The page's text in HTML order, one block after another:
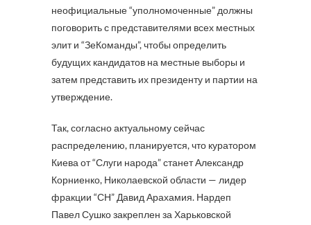
неофициальные “уполномоченные” должны
поговорить с представителями всех местных
элит и “ЗеКоманды”, чтобы определить
будущих кандидатов на местные выборы и
затем представить их президенту и партии на
утверждение.
Так, согласно актуальному сейчас
распределению, планируется, что куратором
Киева от “Слуги народа” станет Александр
Корниенко, Николаевской области — лидер
фракции “СН” Давид Арахамия. Нардеп
Павел Сушко закреплен за Харьковской